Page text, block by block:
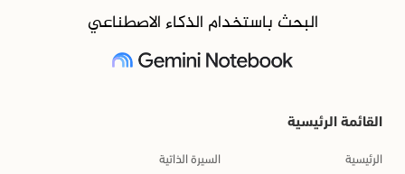
البحث باستخدام الذكاء الاصطناعي
القائمة الرئيسية
الرئيسية
السيرة الذاتية